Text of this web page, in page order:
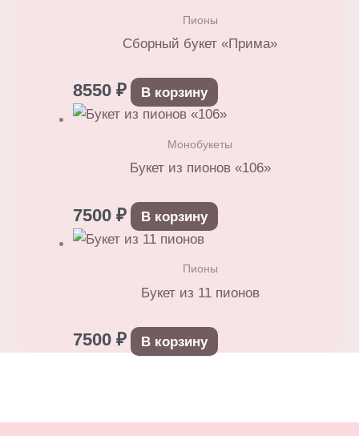
Пионы
Сборный букет «Прима»
8550 ₽ В корзину
Монобукеты
Букет из пионов «106»
7500 ₽ В корзину
Пионы
Букет из 11 пионов
7500 ₽ В корзину